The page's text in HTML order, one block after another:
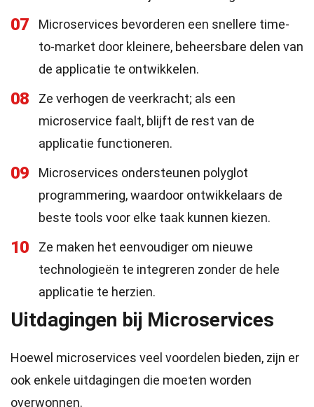
07
Microservices bevorderen een snellere time-
to-market door kleinere, beheersbare delen van
de applicatie te ontwikkelen.
08
Ze verhogen de veerkracht; als een
microservice faalt, blijft de rest van de
applicatie functioneren.
09
Microservices ondersteunen polyglot
programmering, waardoor ontwikkelaars de
beste tools voor elke taak kunnen kiezen.
10
Ze maken het eenvoudiger om nieuwe
technologieën te integreren zonder de hele
applicatie te herzien.
Uitdagingen bij Microservices
Hoewel microservices veel voordelen bieden, zijn er
ook enkele uitdagingen die moeten worden
overwonnen.